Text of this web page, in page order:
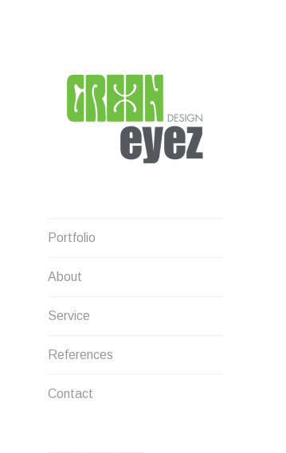
Portfolio
About
Service
References
Contact